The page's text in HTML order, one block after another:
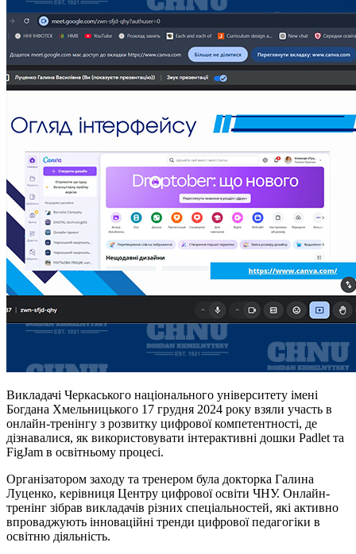
Викладачі Черкаського національного університету імені
Богдана Хмельницького 17 грудня 2024 року взяли участь в
онлайн-тренінгу з розвитку цифрової компетентності, де
дізнавалися, як використовувати інтерактивні дошки Padlet та
FigJam в освітньому процесі.
Організатором заходу та тренером була докторка Галина
Луценко, керівниця Центру цифрової освіти ЧНУ. Онлайн-
тренінг зібрав викладачів різних спеціальностей, які активно
впроваджують інноваційні тренди цифрової педагогіки в
освітню діяльність.